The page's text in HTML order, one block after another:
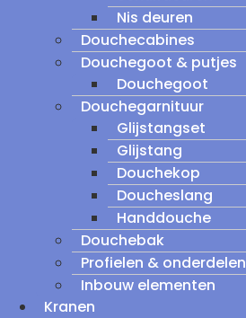
Nis deuren
Douchecabines
Douchegoot & putjes
Douchegoot
Douchegarnituur
Glijstangset
Glijstang
Douchekop
Doucheslang
Handdouche
Douchebak
Profielen & onderdelen
Inbouw elementen
Kranen